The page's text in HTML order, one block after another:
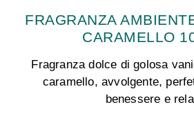
FRAGRANZA
CARAMELLO
Fragranza dolce di golosa
caramello, avvolgente,
benessere e